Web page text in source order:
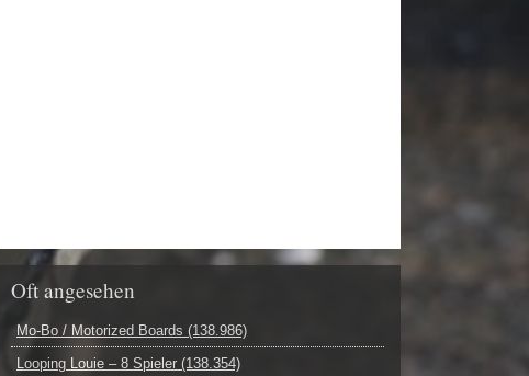
Oft angesehen
Mo-Bo / Motorized Boards (138.986)
Looping Louie – 8 Spieler (138.354)